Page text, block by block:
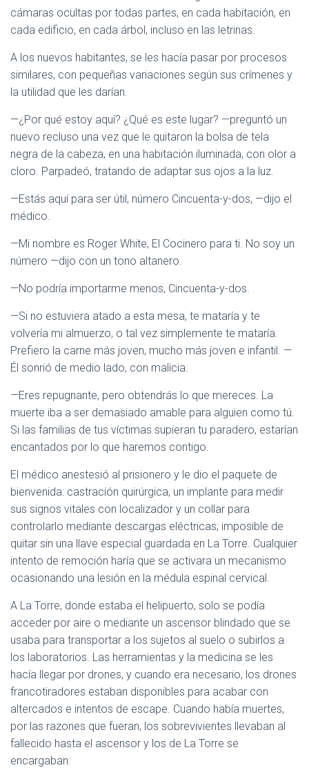
cámaras ocultas por todas partes, en cada habitación, en
cada edificio, en cada árbol, incluso en las letrinas.
A los nuevos habitantes, se les hacía pasar por procesos
similares, con pequeñas variaciones según sus crímenes y
la utilidad que les darían.
—¿Por qué estoy aquí? ¿Qué es este lugar? —preguntó un
nuevo recluso una vez que le quitaron la bolsa de tela
negra de la cabeza, en una habitación iluminada, con olor a
cloro. Parpadeó, tratando de adaptar sus ojos a la luz.
—Estás aquí para ser útil, número Cincuenta-y-dos, —dijo el
médico.
—Mi nombre es Roger White, El Cocinero para ti. No soy un
número —dijo con un tono altanero.
—No podría importarme menos, Cincuenta-y-dos.
—Si no estuviera atado a esta mesa, te mataría y te
volvería mi almuerzo, o tal vez simplemente te mataría.
Prefiero la carne más joven, mucho más joven e infantil. —
Él sonrió de medio lado, con malicia.
—Eres repugnante, pero obtendrás lo que mereces. La
muerte iba a ser demasiado amable para alguien como tú.
Si las familias de tus víctimas supieran tu paradero, estarían
encantados por lo que haremos contigo.
El médico anestesió al prisionero y le dio el paquete de
bienvenida: castración quirúrgica, un implante para medir
sus signos vitales con localizador y un collar para
controlarlo mediante descargas eléctricas; imposible de
quitar sin una llave especial guardada en La Torre. Cualquier
intento de remoción haría que se activara un mecanismo
ocasionando una lesión en la médula espinal cervical.
A La Torre, donde estaba el helipuerto, solo se podía
acceder por aire o mediante un ascensor blindado que se
usaba para transportar a los sujetos al suelo o subirlos a
los laboratorios. Las herramientas y la medicina se les
hacía llegar por drones, y cuando era necesario, los drones
francotiradores estaban disponibles para acabar con
altercados e intentos de escape. Cuando había muertes,
por las razones que fueran, los sobrevivientes llevaban al
fallecido hasta el ascensor y los de La Torre se
encargaban.